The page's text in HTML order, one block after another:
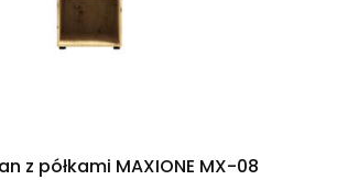
z półkami MAXIONE MX-08